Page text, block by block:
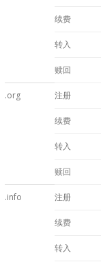
续费
转入
赎回
.org 注册
续费
转入
赎回
.info 注册
续费
转入